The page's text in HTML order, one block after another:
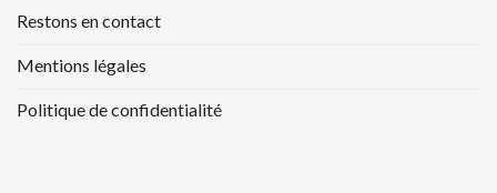
Restons en contact
Mentions légales
Politique de confidentialité